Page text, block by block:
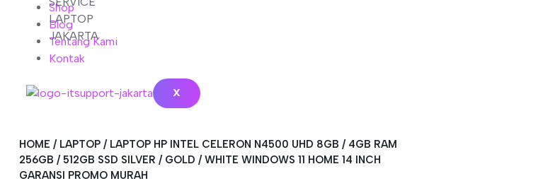
Shop
Blog
Tentang Kami
Kontak
X
HOME / LAPTOP / LAPTOP HP INTEL CELERON N4500 UHD 8GB / 4GB RAM
256GB / 512GB SSD SILVER / GOLD / WHITE WINDOWS 11 HOME 14 INCH
GARANSI PROMO MURAH